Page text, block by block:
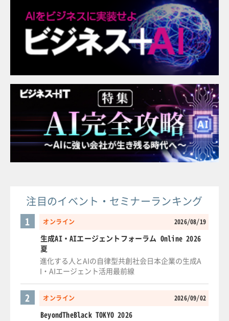
注目のイベント・セミナーランキング
オンライン 2026/08/19
1
生成AI・AIエージェントフォーラム Online 2026
夏
進化する人とAIの自律型共創社会日本企業の生成A
I・AIエージェント活用最前線
オンライン 2026/09/02
2
BeyondTheBlack TOKYO 2026